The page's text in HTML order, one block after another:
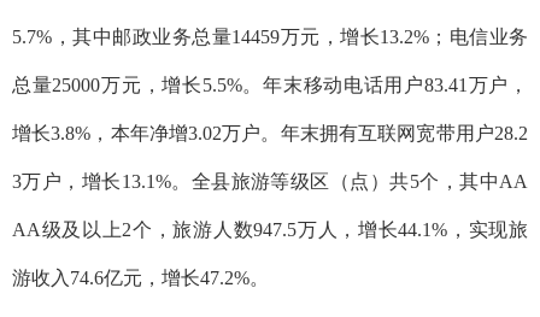
5.7%，其中邮政业务总量14459万元，增长13.2%；电信业务
总量25000万元，增长5.5%。年末移动电话用户83.41万户，
增长3.8%，本年净增3.02万户。年末拥有互联网宽带用户28.2
3万户，增长13.1%。全县旅游等级区（点）共5个，其中AA
AA级及以上2个，旅游人数947.5万人，增长44.1%，实现旅
游收入74.6亿元，增长47.2%。